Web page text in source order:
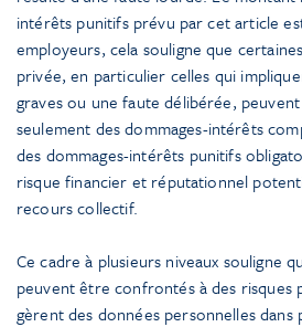
intérêts punitifs prévu par cet article
employeurs, cela souligne que
privée, en particulier celles qui
graves ou une faute délibérée,
seulement des dommages-intérêts
des dommages-intérêts punitifs
risque financier et réputationnel
recours collectif.
Ce cadre à plusieurs niveaux souligne
peuvent être confrontés à des risques
gèrent des données personnelles dans